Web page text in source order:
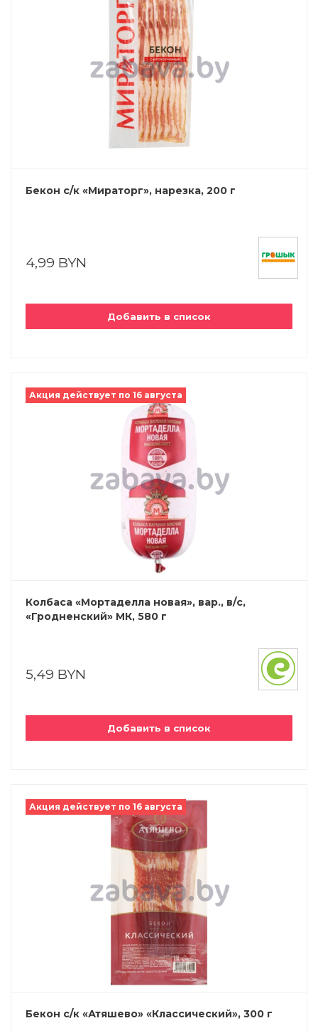
Бекон с/к «Мираторг», нарезка, 200 г
4,99 BYN
Добавить в список
Акция действует по 16 августа
Колбаса «Мортаделла новая», вар., в/с,
«Гродненский» МК, 580 г
5,49 BYN
Добавить в список
Акция действует по 16 августа
Бекон с/к «Атяшево» «Классический», 300 г